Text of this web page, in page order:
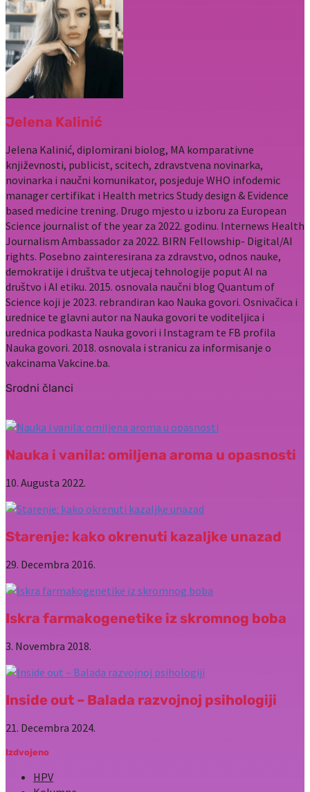
Jelena Kalinić
Jelena Kalinić, diplomirani biolog, MA komparativne
književnosti, publicist, scitech, zdravstvena novinarka,
novinarka i naučni komunikator, posjeduje WHO infodemic
manager certifikat i Health metrics Study design & Evidence
based medicine trening. Drugo mjesto u izboru za European
Science journalist of the year za 2022. godinu. Internews Health
Journalism Ambassador za 2022. BIRN Fellowship- Digital/AI
rights. Posebno zainteresirana za zdravstvo, odnos nauke,
demokratije i društva te utjecaj tehnologije poput AI na
društvo i AI etiku. 2015. osnovala naučni blog Quantum of
Science koji je 2023. rebrandiran kao Nauka govori. Osnivačica i
urednice te glavni autor na Nauka govori te voditeljica i
urednica podkasta Nauka govori i Instagram te FB profila
Nauka govori. 2018. osnovala i stranicu za informisanje o
vakcinama Vakcine.ba.
Srodni članci
Nauka i vanila: omiljena aroma u opasnosti
10. Augusta 2022.
Starenje: kako okrenuti kazaljke unazad
29. Decembra 2016.
Iskra farmakogenetike iz skromnog boba
3. Novembra 2018.
Inside out – Balada razvojnoj psihologiji
21. Decembra 2024.
Izdvojeno
HPV